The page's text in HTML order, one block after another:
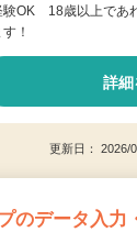
験OK 18歳以上であ
！
詳細
更新日：
のデータ入力